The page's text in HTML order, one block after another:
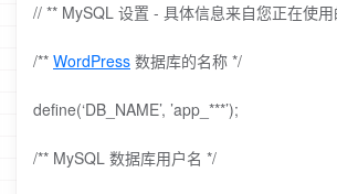
// ** MySQL 设置 - 具体信息来自您正在使
/** WordPress 数据库的名称 */
define(‘DB_NAME’, ’app_***’);
/** MySQL 数据库用户名 */